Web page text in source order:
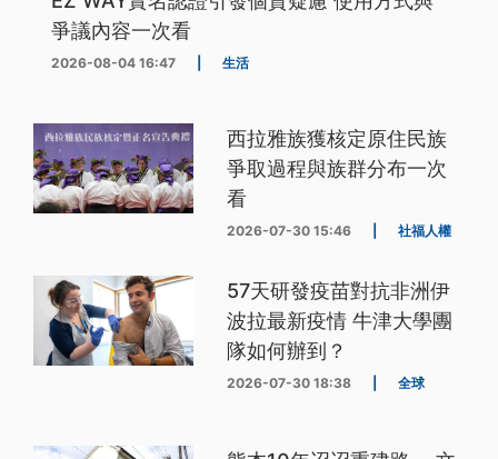
爭議內容一次看
2026-08-04 16:47 生活
西拉雅族獲核定原住民族
爭取過程與族群分布一次
看
2026-07-30 15:46 社福人權
57天研發疫苗對抗非洲伊
波拉最新疫情 牛津大學團
隊如何辦到？
2026-07-30 18:38 全球